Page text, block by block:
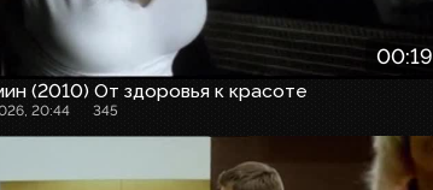
00:19
(2010) От здоровья к красоте
20:44 345